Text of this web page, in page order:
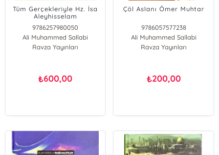
Tüm Gerçekleriyle Hz. İsa
Aleyhisselam
9786257980050
Ali Muhammed Sallabi
Ravza Yayınları
₺600,00
Çöl Aslanı Ömer Muhtar
9786057577238
Ali Muhammed Sallabi
Ravza Yayınları
₺200,00